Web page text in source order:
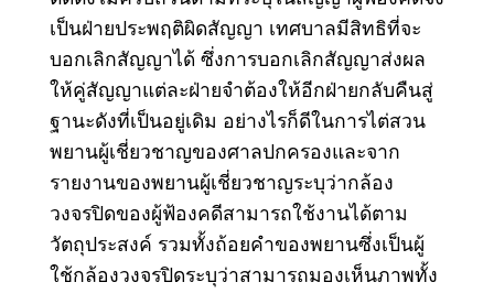
เป็นฝ่ายประพฤติผิดสัญญา เทศบาลมีสิทธิที่จะ
บอกเลิกสัญญาได้ ซึ่งการบอกเลิกสัญญาส่งผล
ให้คู่สัญญาแต่ละฝ่ายจำต้องให้อีกฝ่ายกลับคืนสู่
ฐานะดังที่เป็นอยู่เดิม อย่างไรก็ดีในการไต่สวน
พยานผู้เชี่ยวชาญของศาลปกครองและจาก
รายงานของพยานผู้เชี่ยวชาญระบุว่ากล้อง
วงจรปิดของผู้ฟ้องคดีสามารถใช้งานได้ตาม
วัตถุประสงค์ รวมทั้งถ้อยคำของพยานซึ่งเป็นผู้
ใช้กล้องวงจรปิดระบุว่าสามารถมองเห็นภาพทั้ง